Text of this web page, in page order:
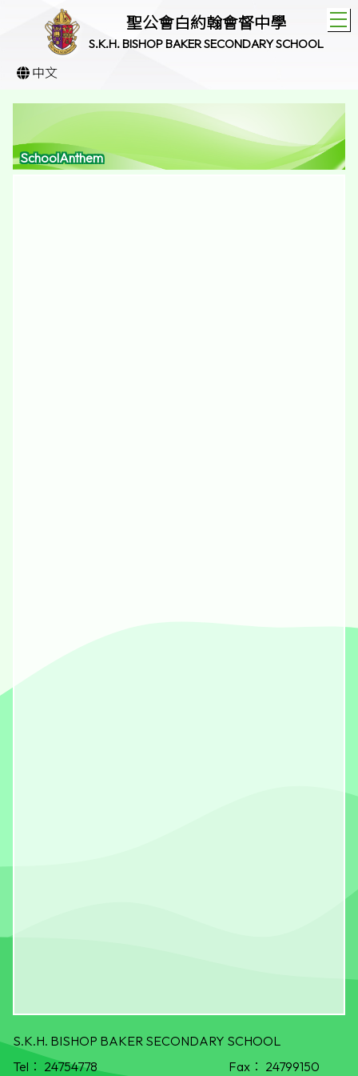
聖公會白約翰會督中學
S.K.H. BISHOP BAKER SECONDARY SCHOOL
中文
SchoolAnthem
S.K.H. BISHOP BAKER SECONDARY SCHOOL
Tel： 24754778 Fax： 24799150